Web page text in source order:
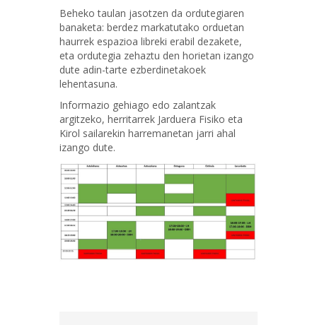
Beheko taulan jasotzen da ordutegiaren
banaketa: berdez markatutako orduetan
haurrek espazioa libreki erabil dezakete,
eta ordutegia zehaztu den horietan izango
dute adin-tarte ezberdinetakoek
lehentasuna.
Informazio gehiago edo zalantzak
argitzeko, herritarrek Jarduera Fisiko eta
Kirol sailarekin harremanetan jarri ahal
izango dute.